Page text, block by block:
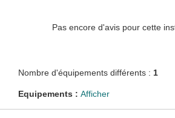
Pas encore d'avis pour cette
Nombre d'équipements différents : 1
Equipements : Afficher